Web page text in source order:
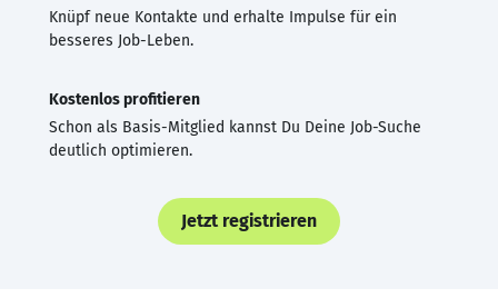
Knüpf neue Kontakte und erhalte Impulse für ein
besseres Job-Leben.
Kostenlos profitieren
Schon als Basis-Mitglied kannst Du Deine Job-Suche
deutlich optimieren.
Jetzt registrieren